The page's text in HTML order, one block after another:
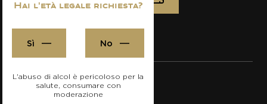
Hai l'età legale richiesta?
Sì No
L'abuso di alcol è pericoloso per la
salute, consumare con
moderazione